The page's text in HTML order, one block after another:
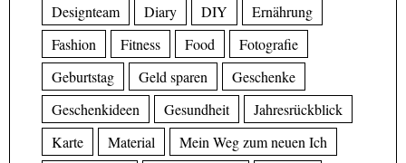
Designteam
Diary DIY
Ernährung
Fashion
Fitness Food
Fotografie
Geburtstag
Geld sparen
Geschenke
Geschenkideen
Gesundheit
Jahresrückblick
Karte
Material
Mein Weg zum neuen Ich